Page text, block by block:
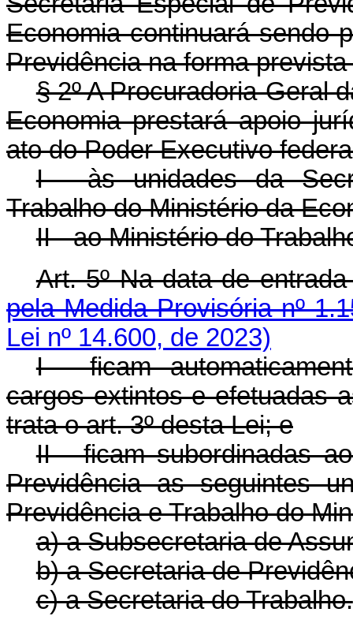
Economia continuará sendo
Previdência na forma
§ 2º A Procuradoria-Geral
Economia prestará apoio
ato do Poder Executivo
I - às unidades da
Trabalho do Ministério da
II - ao Ministério do
Art. 5º Na data de
pela Medida Provisória nº
Lei nº 14.600, de 2023)
I - ficam
cargos extintos e efetuadas
trata o art. 3º desta Lei; e
II - ficam subordinadas
Previdência as seguintes
Previdência e Trabalho do
a) a Subsecretaria de
b) a Secretaria de
c) a Secretaria do Trabalho.